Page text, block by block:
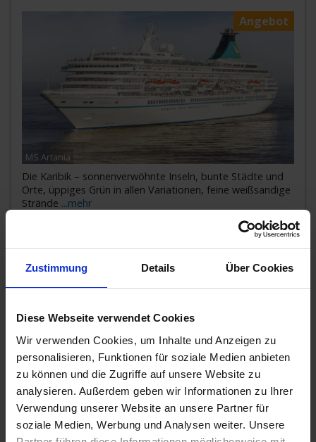
Zustimmung Details Über Cookies
Diese Webseite verwendet Cookies
Wir verwenden Cookies, um Inhalte und Anzeigen zu
personalisieren, Funktionen für soziale Medien anbieten
zu können und die Zugriffe auf unsere Website zu
analysieren. Außerdem geben wir Informationen zu Ihrer
Verwendung unserer Website an unsere Partner für
soziale Medien, Werbung und Analysen weiter. Unsere
Angebot
MS Artania
Die Karibik – sonnenverwöhnte Inseln, bunte Städte und
Orte, üppiges Grün in allen Variationen, feine weißsandige
Strände ...mehr
Italien, Spanien, Portugal, Karibik, Marokko
Geburtstags-Bonus
ab € 13.599,-
SUITE ab €18.399,-
Zum Angebot